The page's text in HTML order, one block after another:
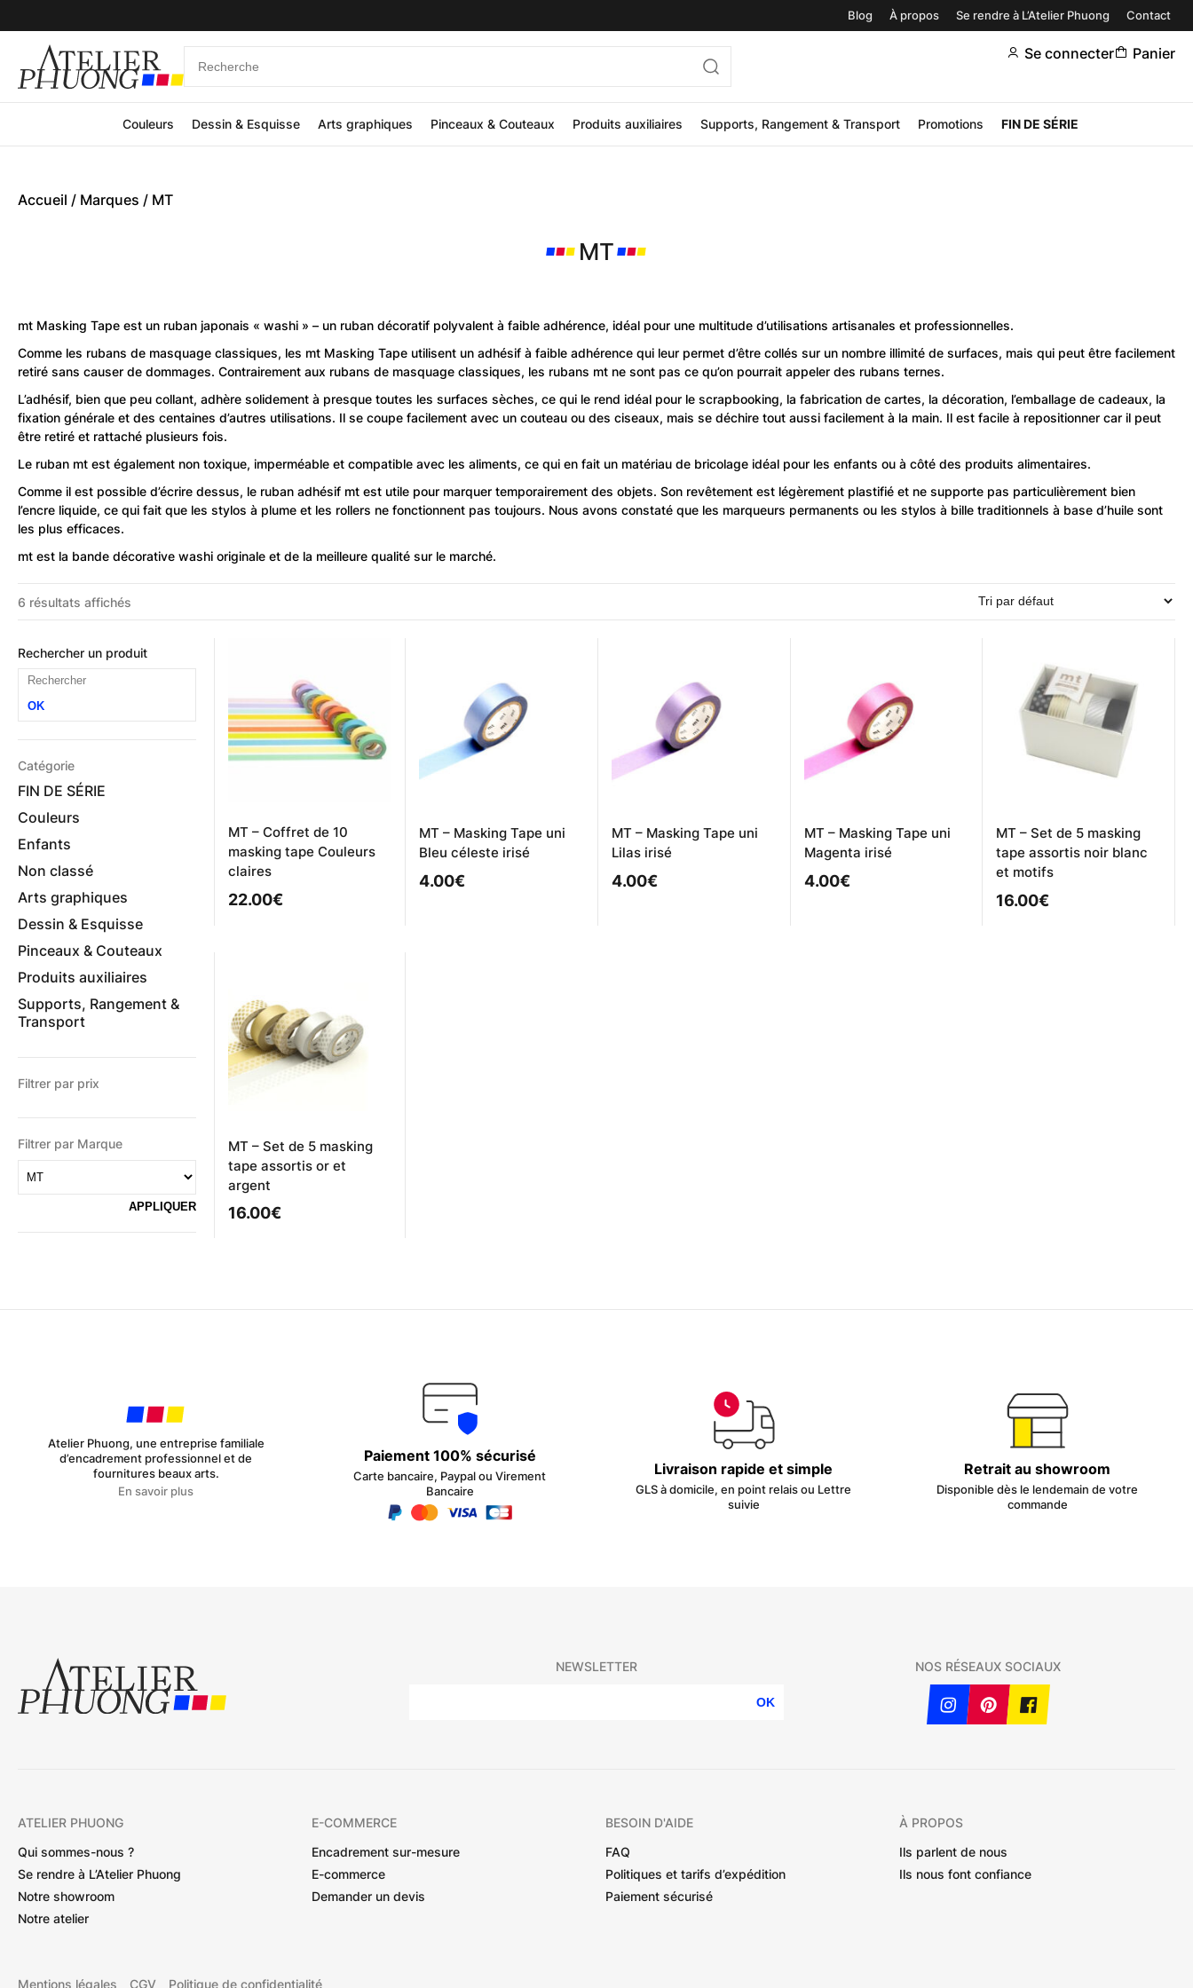
Blog À propos Se rendre à L’Atelier Phuong Contact
Se connecter Panier
Couleurs Dessin & Esquisse Arts graphiques Pinceaux & Couteaux Produits auxiliaires Supports, Rangement & Transport Promotions FIN DE SÉRIE
Accueil / Marques / MT
MT
mt Masking Tape est un ruban japonais « washi » – un ruban décoratif polyvalent à faible adhérence, idéal pour une multitude d’utilisations artisanales et professionnelles.
Comme les rubans de masquage classiques, les mt Masking Tape utilisent un adhésif à faible adhérence qui leur permet d’être collés sur un nombre illimité de surfaces, mais qui peut être facilement
retiré sans causer de dommages. Contrairement aux rubans de masquage classiques, les rubans mt ne sont pas ce qu’on pourrait appeler des rubans ternes.
L’adhésif, bien que peu collant, adhère solidement à presque toutes les surfaces sèches, ce qui le rend idéal pour le scrapbooking, la fabrication de cartes, la décoration, l’emballage de cadeaux, la
fixation générale et des centaines d’autres utilisations. Il se coupe facilement avec un couteau ou des ciseaux, mais se déchire tout aussi facilement à la main. Il est facile à repositionner car il peut
être retiré et rattaché plusieurs fois.
Le ruban mt est également non toxique, imperméable et compatible avec les aliments, ce qui en fait un matériau de bricolage idéal pour les enfants ou à côté des produits alimentaires.
Comme il est possible d’écrire dessus, le ruban adhésif mt est utile pour marquer temporairement des objets. Son revêtement est légèrement plastifié et ne supporte pas particulièrement bien
l’encre liquide, ce qui fait que les stylos à plume et les rollers ne fonctionnent pas toujours. Nous avons constaté que les marqueurs permanents ou les stylos à bille traditionnels à base d’huile sont
les plus efficaces.
mt est la bande décorative washi originale et de la meilleure qualité sur le marché.
6 résultats affichés
Rechercher un produit
OK
Catégorie
FIN DE SÉRIE
Couleurs
Enfants
Non classé
Arts graphiques
Dessin & Esquisse
Pinceaux & Couteaux
Produits auxiliaires
Supports, Rangement &
Transport
Filtrer par prix
Filtrer par Marque
MT – Coffret de 10
masking tape Couleurs
claires
22.00€
MT – Masking Tape uni
Bleu céleste irisé
4.00€
MT – Masking Tape uni
Lilas irisé
4.00€
MT – Masking Tape uni
Magenta irisé
4.00€
MT – Set de 5 masking
tape assortis noir blanc
et motifs
16.00€
MT – Set de 5 masking
tape assortis or et
argent
16.00€
Atelier Phuong, une entreprise familiale
d’encadrement professionnel et de
fournitures beaux arts.
En savoir plus
Paiement 100% sécurisé
Carte bancaire, Paypal ou Virement
Bancaire
Livraison rapide et simple
GLS à domicile, en point relais ou Lettre
suivie
Retrait au showroom
Disponible dès le lendemain de votre
commande
NEWSLETTER
OK
NOS RÉSEAUX SOCIAUX
ATELIER PHUONG
Qui sommes-nous ?
Se rendre à L’Atelier Phuong
Notre showroom
Notre atelier
E-COMMERCE
Encadrement sur-mesure
E-commerce
Demander un devis
BESOIN D'AIDE
FAQ
Politiques et tarifs d’expédition
Paiement sécurisé
À PROPOS
Ils parlent de nous
Ils nous font confiance
Mentions légales CGV Politique de confidentialité